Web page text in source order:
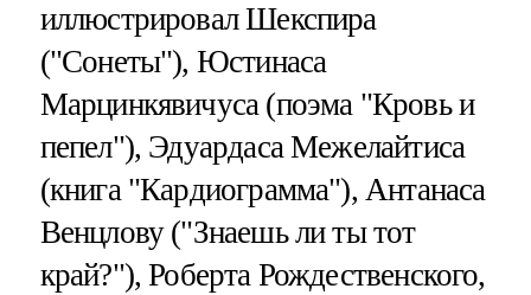
иллюстрировал Шекспира
("Сонеты"), Юстинаса
Марцинкявичуса (поэма "Кровь и
пепел"), Эдуардаса Межелайтиса
(книга "Кардиограмма"), Антанаса
Венцлову ("Знаешь ли ты тот
край?"), Роберта Рождественского,